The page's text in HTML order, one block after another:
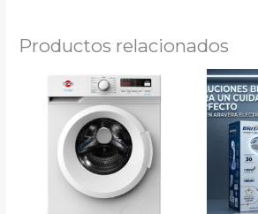
Productos relacionados